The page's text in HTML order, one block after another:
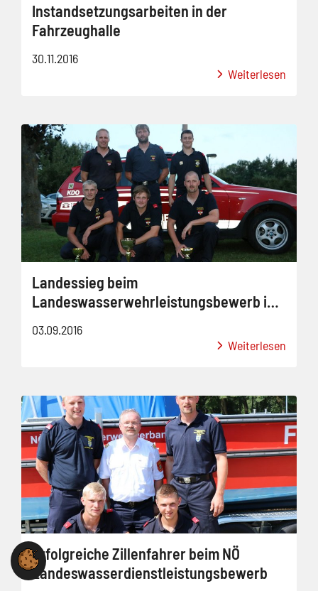
Instandsetzungsarbeiten in der
Fahrzeughalle
30.11.2016
Weiterlesen
Landessieg beim
Landeswasserwehrleistungsbewerb in
03.09.2016
Weiterlesen
Erfolgreiche Zillenfahrer beim NÖ
Landeswasserdienstleistungsbewerb